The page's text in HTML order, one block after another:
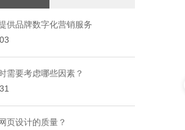
供品牌数字化营销服务
需要考虑哪些因素？
页设计的质量？